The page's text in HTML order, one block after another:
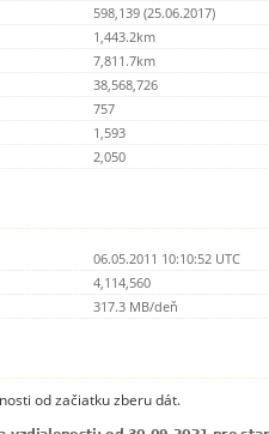
598,139 (25.06.2017)
1,443.2km
7,811.7km
38,568,726
757
1,593
2,050
06.05.2011 10:10:52 UTC
4,114,560
317.3 MB/deň
od začiatku zberu dát.